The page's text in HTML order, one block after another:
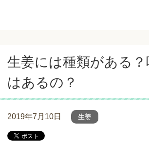
生姜には種類がある
はあるの？
2019年7月10日 生姜